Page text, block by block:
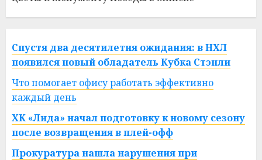
Спустя два десятилетия ожидания: в НХЛ
появился новый обладатель Кубка Стэнли
Что помогает офису работать эффективно
каждый день
ХК «Лида» начал подготовку к новому сезону
после возвращения в плей-офф
Прокуратура нашла нарушения при